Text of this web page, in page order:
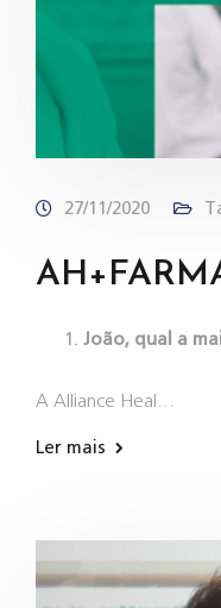
27/11/2020
João, qual a
A Alliance Heal…
Ler mais